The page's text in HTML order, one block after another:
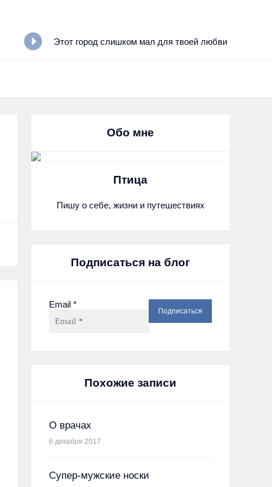
Этот город слишком мал для твоей любви
Обо мне
Птица
Пишу о себе, жизни и путешествиях
Подписаться на блог
Email *
Похожие записи
О врачах
6 декабря 2017
Супер-мужские носки